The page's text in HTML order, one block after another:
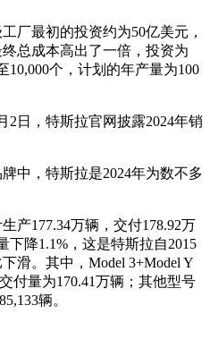
厂最初的投资约为50亿美元，
总成本高出了一倍，投资为
10,000个，计划的年产量为100
2日，特斯拉官网披露2024年销
中，特斯拉是2024年为数不多
产177.34万辆，交付178.92万
下降1.1%，这是特斯拉自2015
滑。其中，Model 3+Model Y
付量为170.41万辆；其他型号
辆。